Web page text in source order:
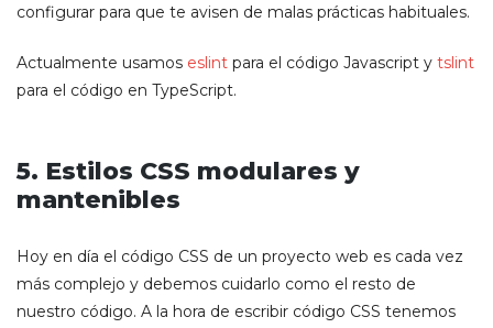
configurar para que te avisen de malas prácticas habituales.
Actualmente usamos eslint para el código Javascript y tslint
para el código en TypeScript.
5. Estilos CSS modulares y
mantenibles
Hoy en día el código CSS de un proyecto web es cada vez
más complejo y debemos cuidarlo como el resto de
nuestro código. A la hora de escribir código CSS tenemos